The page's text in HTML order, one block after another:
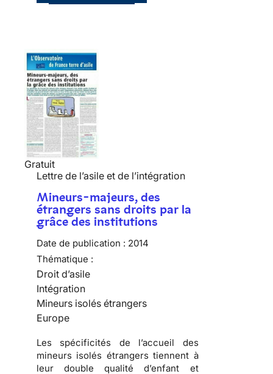
Gratuit
Lettre de l’asile et de l’intégration
Mineurs-majeurs, des
étrangers sans droits par la
grâce des institutions
Date de publication : 2014
Thématique :
Droit d’asile
Intégration
Mineurs isolés étrangers
Europe
Les spécificités de l’accueil des
mineurs isolés étrangers tiennent à
leur double qualité d’enfant et